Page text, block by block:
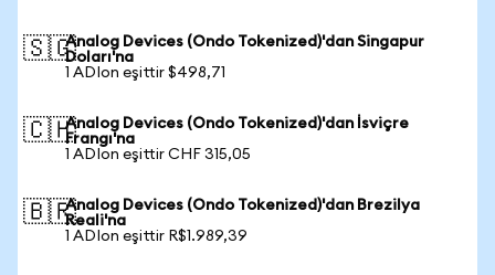
🇸🇬Analog Devices (Ondo Tokenized)'dan Singapur
Doları'na
1 ADIon eşittir $498,71
🇨🇭Analog Devices (Ondo Tokenized)'dan İsviçre
Frangı'na
1 ADIon eşittir CHF 315,05
🇧🇷Analog Devices (Ondo Tokenized)'dan Brezilya
Reali'na
1 ADIon eşittir R$1.989,39